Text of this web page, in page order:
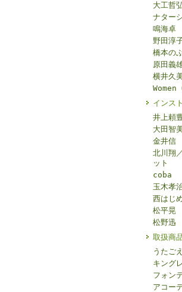
大工哲
ナター
鳴海卓
野田淳
橋本の
原田義
横井久
インス
井上頼
大田智
金井信
北川翔
ット
coba
玉木孝
西はじ
松平晃
松野迅
取扱商
うたご
キング
フォン
アコー